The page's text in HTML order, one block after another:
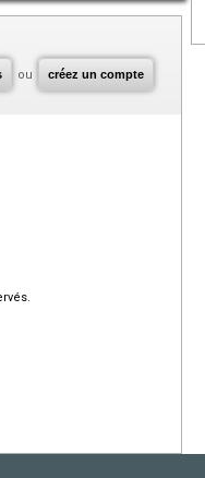
ou créez un compte